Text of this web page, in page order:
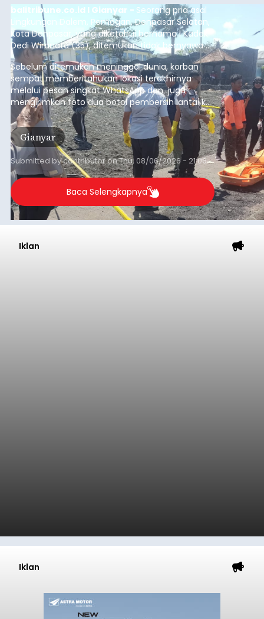
balitribune.co.id I Gianyar - Seorang pria asal
Lingkungan Dalem, Pemogan, Denpasar Selatan,
Kota Denpasar, yang diketahui bernama I Kadek
Dedi Wiranata (35), ditemukan tidak bernyawa di
pesisir Pantai Purnama, Sukawati.
Sebelum ditemukan meninggal dunia, korban
sempat memberitahukan lokasi terakhirnya
melalui pesan singkat WhatsApp dan juga
mengirimkan foto dua botol pembersih lantai ke
istrinya.
Gianyar
Submitted bycontributoronThu, 08/06/2026 - 21:06
Baca Selengkapnya
Iklan
Iklan